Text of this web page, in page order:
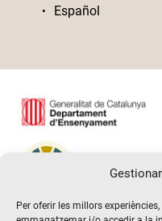
Per oferir les millors
Español